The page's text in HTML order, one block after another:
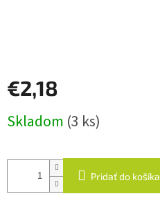
€2,18
cena:
Skladom (3 ks)
Pridať do košíka